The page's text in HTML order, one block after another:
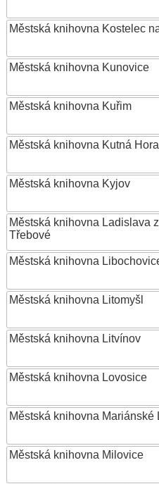
Městská knihovna Kostelec
Městská knihovna Kunovice
Městská knihovna Kuřim
Městská knihovna Kutná Hora
Městská knihovna Kyjov
Městská knihovna Ladislava
Třebové
Městská knihovna
Městská knihovna Litomyšl
Městská knihovna Litvínov
Městská knihovna Lovosice
Městská knihovna Mariánské
Městská knihovna Milovice